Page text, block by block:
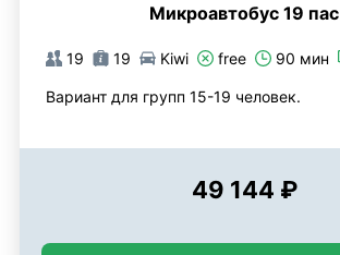
Микроавтобус 19 пас
19 19 Kiwi free 90 мин
Вариант для групп 15-19 человек.
49 144 ₽